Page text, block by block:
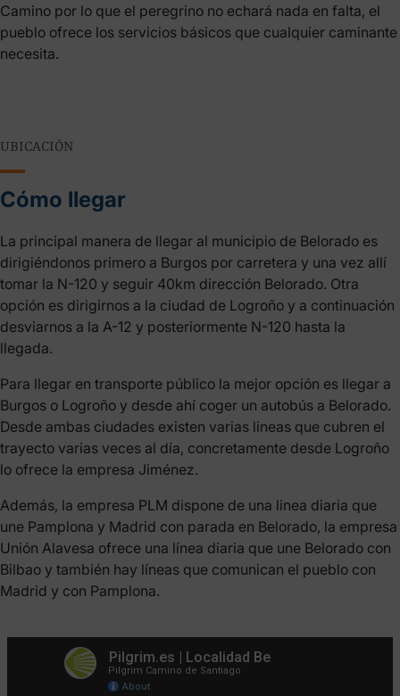
Camino por lo que el peregrino no echará nada en falta, el
pueblo ofrece los servicios básicos que cualquier caminante
necesita.
UBICACIÓN
Cómo llegar
La principal manera de llegar al municipio de Belorado es
dirigiéndonos primero a Burgos por carretera y una vez allí
tomar la N-120 y seguir 40km dirección Belorado. Otra
opción es dirigirnos a la ciudad de Logroño y a continuación
desviarnos a la A-12 y posteriormente N-120 hasta la
llegada.
Para llegar en transporte público la mejor opción es llegar a
Burgos o Logroño y desde ahí coger un autobús a Belorado.
Desde ambas ciudades existen varias lineas que cubren el
trayecto varias veces al día, concretamente desde Logroño
lo ofrece la empresa Jiménez.
Además, la empresa PLM dispone de una linea diaria que
une Pamplona y Madrid con parada en Belorado, la empresa
Unión Alavesa ofrece una línea diaria que une Belorado con
Bilbao y también hay líneas que comunican el pueblo con
Madrid y con Pamplona.